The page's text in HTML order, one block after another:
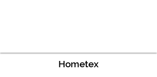
Hometex